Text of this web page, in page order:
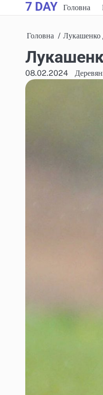
to
7 DAY Головна
Головна Лукашенко
08.02.2024